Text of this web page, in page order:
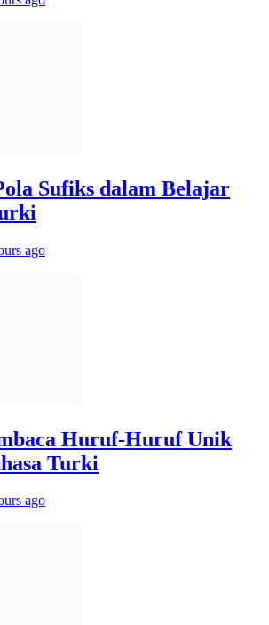
Sufiks dalam Belajar
ago
Huruf-Huruf Unik
Turki
ago